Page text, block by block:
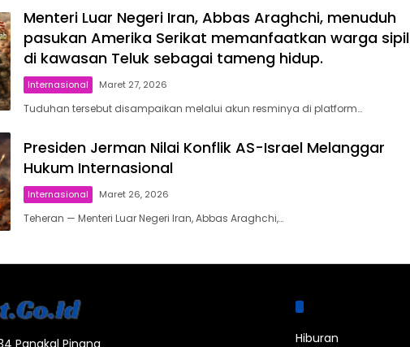
Menteri Luar Negeri Iran, Abbas Araghchi, menuduh
pasukan Amerika Serikat memanfaatkan warga sipil
di kawasan Teluk sebagai tameng hidup.
Internasional Maret 27, 2026
Tuduhan tersebut disampaikan melalui akun resminya di platform…
Presiden Jerman Nilai Konflik AS-Israel Melanggar
Hukum Internasional
Internasional Maret 26, 2026
Teheran — Menteri Luar Negeri Iran, Abbas Araghchi,…
Pangkal Pinang Hiburan